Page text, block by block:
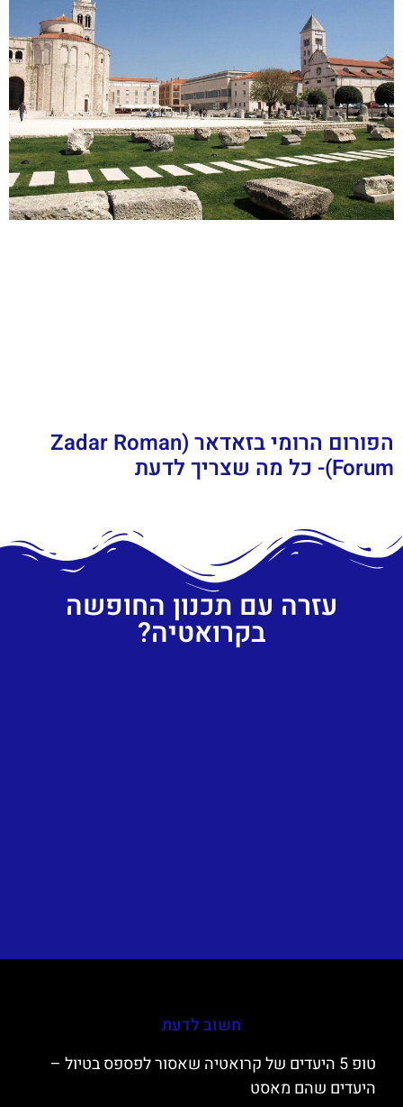
הפורום הרומי בזאדאר (Zadar Roman
Forum)- כל מה שצריך לדעת
עזרה עם תכנון החופשה
בקרואטיה?
חשוב לדעת
טופ 5 היעדים של קרואטיה שאסור לפספס בטיול –
היעדים שהם מאסט